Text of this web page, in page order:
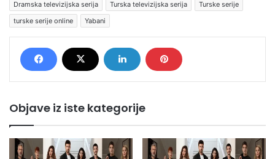
Dramska televizijska serija Turska televizijska serija
Turske serije
turske serije online
Yabani
Objave iz iste kategorije